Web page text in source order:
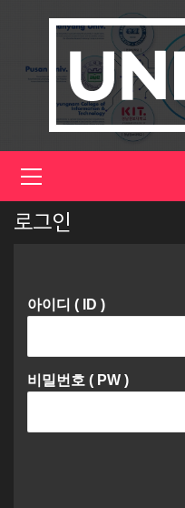
Menu
로그인
아이디 ( ID )
비밀번호 ( PW )